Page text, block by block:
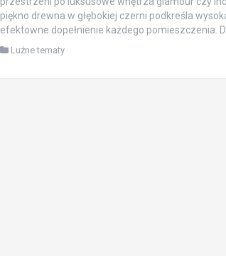
piękno drewna w głębokiej czerni podkreśla
efektowne dopełnienie każdego pomieszczenia.
Luźne tematy